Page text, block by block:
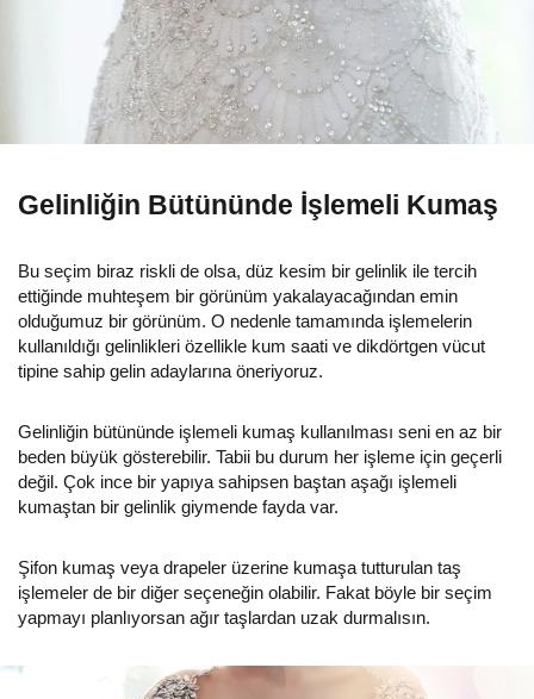
Gelinliğin Bütününde İşlemeli Kumaş
Bu seçim biraz riskli de olsa, düz kesim bir gelinlik ile tercih
ettiğinde muhteşem bir görünüm yakalayacağından emin
olduğumuz bir görünüm. O nedenle tamamında işlemelerin
kullanıldığı gelinlikleri özellikle kum saati ve dikdörtgen vücut
tipine sahip gelin adaylarına öneriyoruz.
Gelinliğin bütününde işlemeli kumaş kullanılması seni en az bir
beden büyük gösterebilir. Tabii bu durum her işleme için geçerli
değil. Çok ince bir yapıya sahipsen baştan aşağı işlemeli
kumaştan bir gelinlik giymende fayda var.
Şifon kumaş veya drapeler üzerine kumaşa tutturulan taş
işlemeler de bir diğer seçeneğin olabilir. Fakat böyle bir seçim
yapmayı planlıyorsan ağır taşlardan uzak durmalısın.